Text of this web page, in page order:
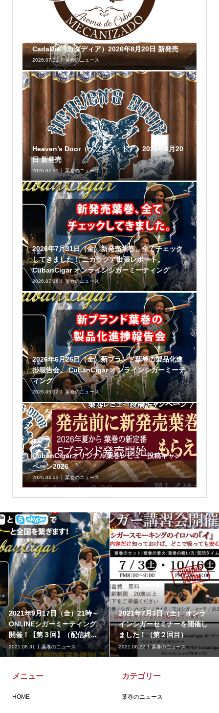
CadaDia（カダディア）2026年8月20日 新発売
2026.07.31 葉巻のニュース
Heaven’s Door（ヘブンズ・ドア）2026年8月20
日 新発売
2026.07.31 葉巻のニュース
2026年7月31日（金）新発売葉巻、全てチェック
してきました！ ニカラグア出張レポート。
CubanCigar オンラインシガーミーティング
2026.07.16 葉巻のニュース
2026年6月26日（金）新ブランド葉巻の製品化進
捗報告会。 CubanCigar オンラインシガーミーテ
ィング
2026.05.12 葉巻のニュース
CubanCigarオリジナル葉巻レビュー投稿キャン
ペーン2026
2026.04.23 葉巻のニュース
2021年9月17日（金）21時～
ONLINEシガーミーティング
開催！【第３回】（配信終...
2021.08.31 葉巻のニュース
2021年7月3日（土） オンラ
インシガーセミナーを開催し
ました！（第２回目）
2021.06.22 葉巻のニュース
メニュー
HOME
カテゴリー
葉巻のニュース